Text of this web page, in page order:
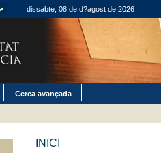
dissabte, 08 de d?agost de 2026
Cerca avançada
INICI